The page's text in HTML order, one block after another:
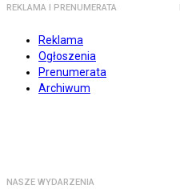
REKLAMA I PRENUMERATA
Reklama
Ogłoszenia
Prenumerata
Archiwum
NASZE WYDARZENIA